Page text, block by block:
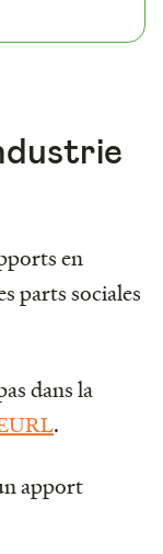
en
parts sociales
dans la
.
apport